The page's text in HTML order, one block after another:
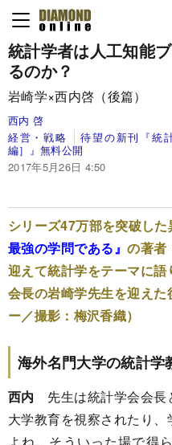
統計学者は人工知能
るのか？
岩崎学×西内啓（後篇）
西内 啓
経営・戦略
待望の新刊『統
編］』無料公開
2017年5月26日 4:50
シリーズ47万部を突破し
最強の学問である』の著者
迎えて統計学をテーマに
会長の岩崎学先生を迎え
ー／撮影：梅沢香織）
海外名門大学の統計学
西内 先生は統計学会会長
大学教育を視察されたり